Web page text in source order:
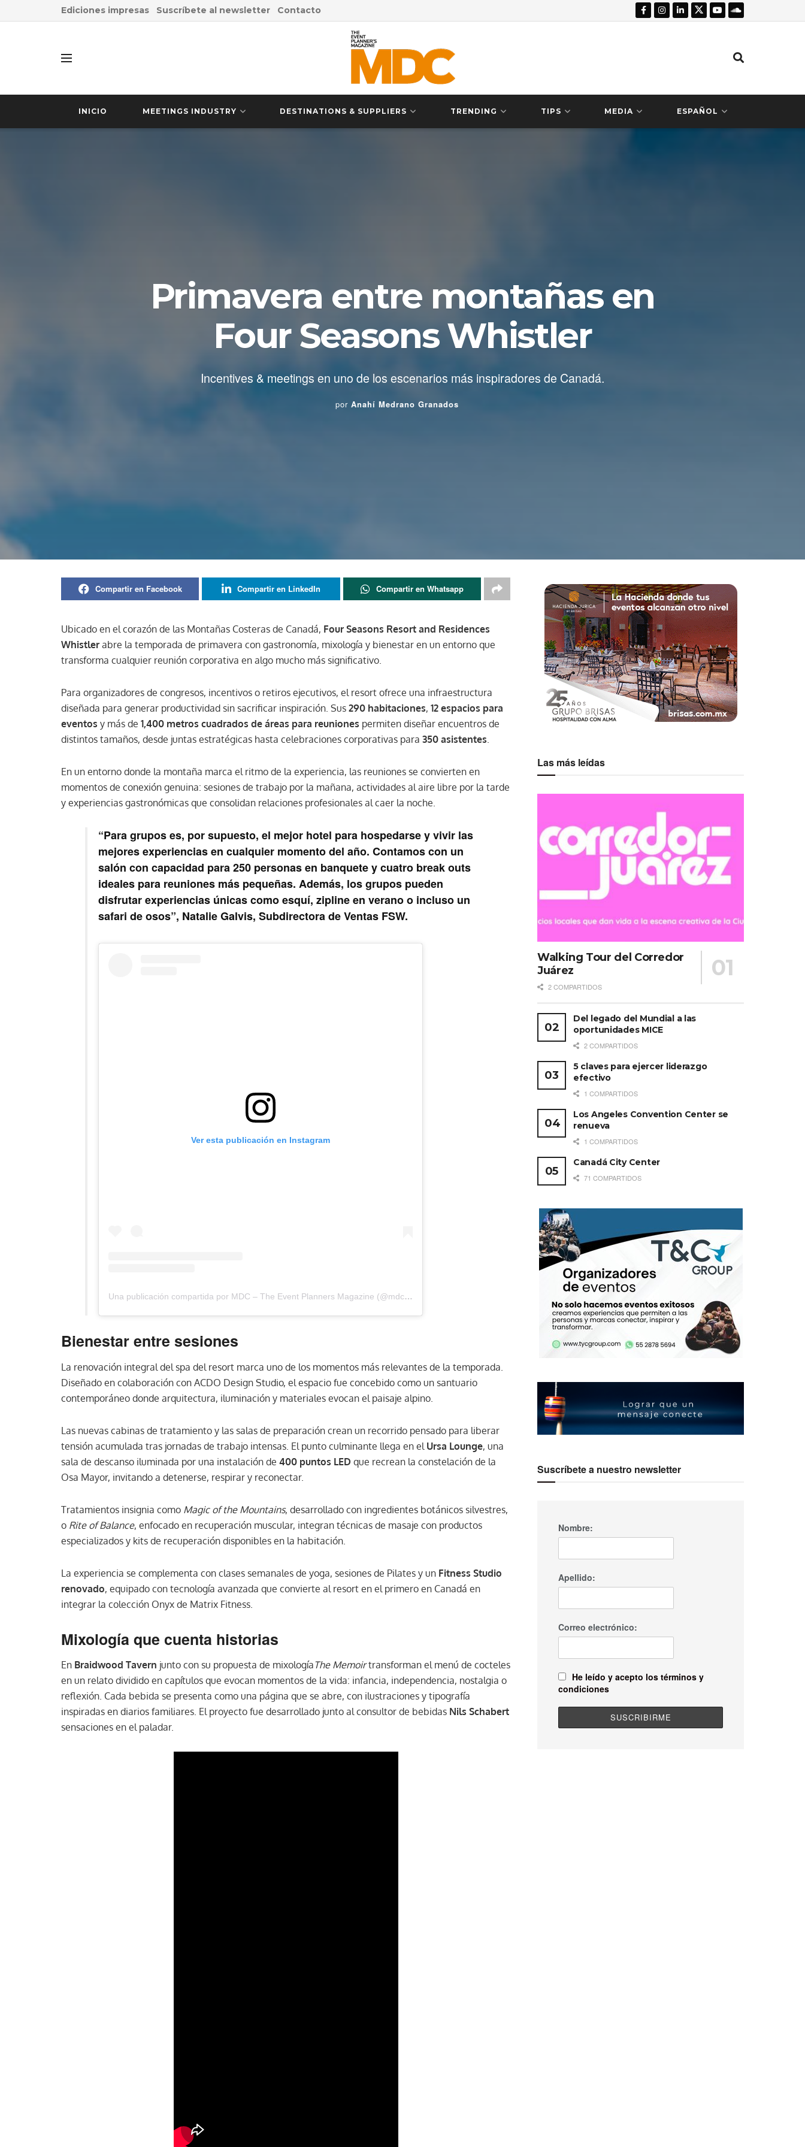
Ediciones impresas Suscríbete al newsletter Contacto
INICIO MEETINGS INDUSTRY DESTINATIONS & SUPPLIERS TRENDING TIPS MEDIA ESPAÑOL
Primavera entre montañas en
Four Seasons Whistler
Incentives & meetings en uno de los escenarios más inspiradores de Canadá.
por Anahí Medrano Granados
Compartir en Facebook Compartir en LinkedIn Compartir en Whatsapp
Ubicado en el corazón de las Montañas Costeras de Canadá, Four Seasons Resort and Residences
Whistler abre la temporada de primavera con gastronomía, mixología y bienestar en un entorno que
transforma cualquier reunión corporativa en algo mucho más significativo.
Para organizadores de congresos, incentivos o retiros ejecutivos, el resort ofrece una infraestructura
diseñada para generar productividad sin sacrificar inspiración. Sus 290 habitaciones, 12 espacios para
eventos y más de 1,400 metros cuadrados de áreas para reuniones permiten diseñar encuentros de
distintos tamaños, desde juntas estratégicas hasta celebraciones corporativas para 350 asistentes.
En un entorno donde la montaña marca el ritmo de la experiencia, las reuniones se convierten en
momentos de conexión genuina: sesiones de trabajo por la mañana, actividades al aire libre por la tarde
y experiencias gastronómicas que consolidan relaciones profesionales al caer la noche.
“Para grupos es, por supuesto, el mejor hotel para hospedarse y vivir las
mejores experiencias en cualquier momento del año. Contamos con un
salón con capacidad para 250 personas en banquete y cuatro break outs
ideales para reuniones más pequeñas. Además, los grupos pueden
disfrutar experiencias únicas como esquí, zipline en verano o incluso un
safari de osos”, Natalie Galvis, Subdirectora de Ventas FSW.
Ver esta publicación en Instagram
Una publicación compartida por MDC – The Event Planners Magazine (@mdc_magazine)
Bienestar entre sesiones
La renovación integral del spa del resort marca uno de los momentos más relevantes de la temporada.
Diseñado en colaboración con ACDO Design Studio, el espacio fue concebido como un santuario
contemporáneo donde arquitectura, iluminación y materiales evocan el paisaje alpino.
Las nuevas cabinas de tratamiento y las salas de preparación crean un recorrido pensado para liberar
tensión acumulada tras jornadas de trabajo intensas. El punto culminante llega en el Ursa Lounge, una
sala de descanso iluminada por una instalación de 400 puntos LED que recrean la constelación de la
Osa Mayor, invitando a detenerse, respirar y reconectar.
Tratamientos insignia como Magic of the Mountains, desarrollado con ingredientes botánicos silvestres,
o Rite of Balance, enfocado en recuperación muscular, integran técnicas de masaje con productos
especializados y kits de recuperación disponibles en la habitación.
La experiencia se complementa con clases semanales de yoga, sesiones de Pilates y un Fitness Studio
renovado, equipado con tecnología avanzada que convierte al resort en el primero en Canadá en
integrar la colección Onyx de Matrix Fitness.
Mixología que cuenta historias
En Braidwood Tavern junto con su propuesta de mixologíaThe Memoirtransforman el menú de cocteles
en un relato dividido en capítulos que evocan momentos de la vida: infancia, independencia, nostalgia o
reflexión. Cada bebida se presenta como una página que se abre, con ilustraciones y tipografía
inspiradas en diarios familiares. El proyecto fue desarrollado junto al consultor de bebidas Nils Schabert
sensaciones en el paladar.
Las más leídas
Walking Tour del Corredor
Juárez
2 COMPARTIDOS
Del legado del Mundial a las
oportunidades MICE
2 COMPARTIDOS
5 claves para ejercer liderazgo
efectivo
1 COMPARTIDOS
Los Angeles Convention Center se
renueva
1 COMPARTIDOS
Canadá City Center
71 COMPARTIDOS
Suscríbete a nuestro newsletter
Nombre:
Apellido:
Correo electrónico:
He leído y acepto los términos y
condiciones